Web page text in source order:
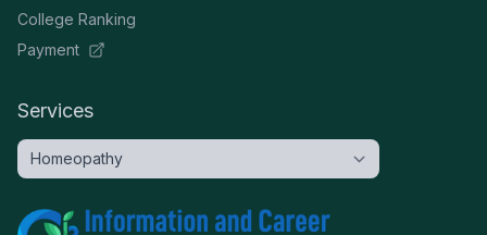
College Ranking
Payment
Services